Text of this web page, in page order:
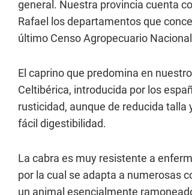
general. Nuestra provincia cuenta
Rafael los departamentos que
último Censo Agropecuario
El caprino que predomina en
Celtibérica, introducida por los
rusticidad, aunque de reducida talla
fácil digestibilidad.
La cabra es muy resistente a
por la cual se adapta a numerosas
un animal esencialmente